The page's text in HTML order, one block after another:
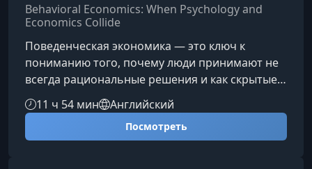
Behavioral Economics: When Psychology and
Economics Collide
Поведенческая экономика — это ключ к
пониманию того, почему люди принимают не
всегда рациональные решения и как скрытые
психологические механизмы влияют на выбор.
Этот курс помогает увидеть экономику через
призму человеческого поведения, раскрывая
11 ч 54 мин Английский
Посмотреть